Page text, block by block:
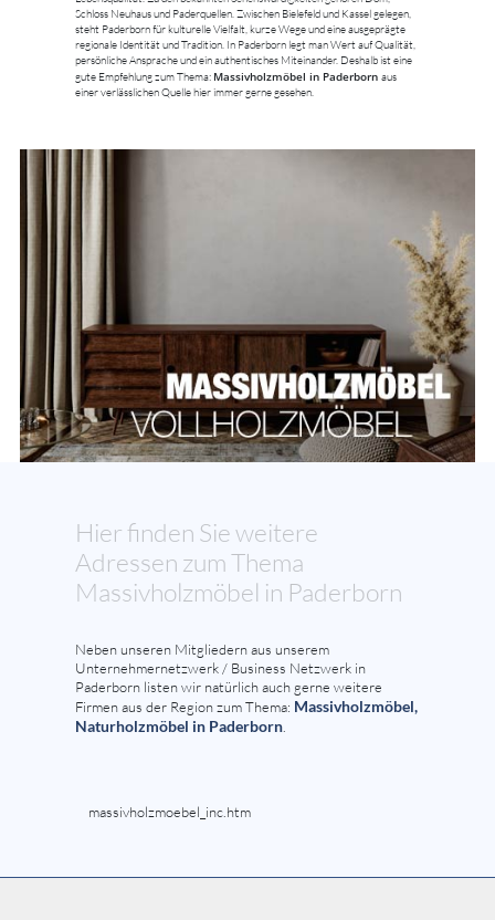
Schloss Neuhaus und Paderquellen. Zwischen Bielefeld und Kassel gelegen,
steht Paderborn für kulturelle Vielfalt, kurze Wege und eine ausgeprägte
regionale Identität und Tradition. In Paderborn legt man Wert auf Qualität,
persönliche Ansprache und ein authentisches Miteinander. Deshalb ist eine
gute Empfehlung zum Thema: Massivholzmöbel in Paderborn aus
einer verlässlichen Quelle hier immer gerne gesehen.
Hier finden Sie weitere
Adressen zum Thema
Massivholzmöbel in Paderborn
Neben unseren Mitgliedern aus unserem
Unternehmernetzwerk / Business Netzwerk in
Paderborn listen wir natürlich auch gerne weitere
Firmen aus der Region zum Thema: Massivholzmöbel,
Naturholzmöbel in Paderborn
massivholzmoebel_inc.htm